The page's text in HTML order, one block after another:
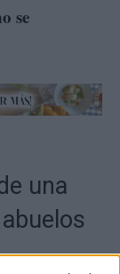
se
una